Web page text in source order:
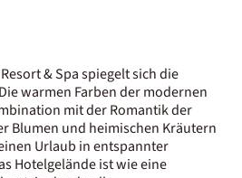
& Spa spiegelt sich die
warmen Farben der modernen
mit der Romantik der
Blumen und heimischen Kräutern
Urlaub in entspannter
Hotelgelände ist wie eine